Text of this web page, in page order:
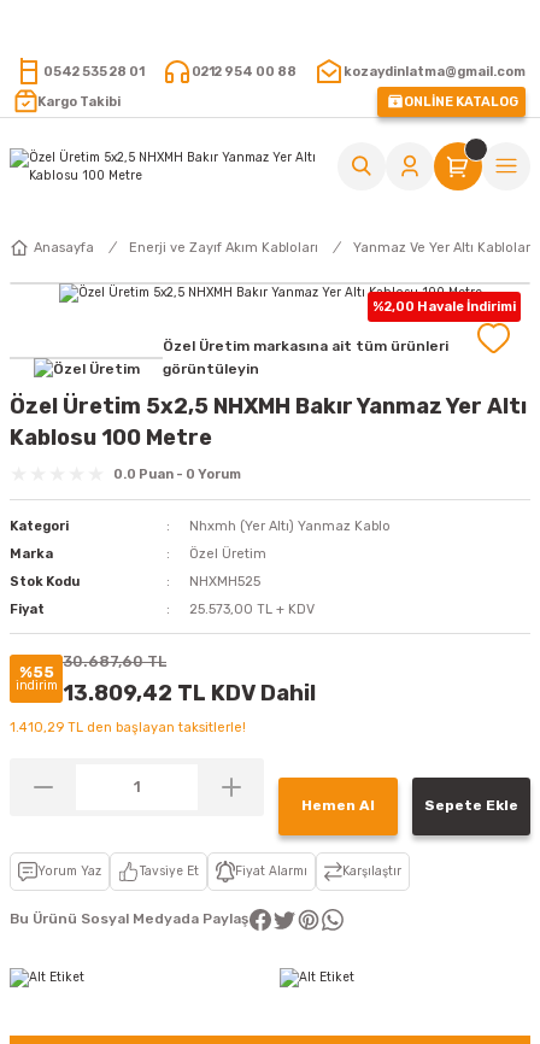
0542 535 28 01 0212 954 00 88
kozaydinlatma@gmail.com
Kargo Takibi
ONLİNE KATALOG
Anasayfa Enerji ve Zayıf Akım Kabloları Yanmaz Ve Yer Altı Kabloları
%2,00 Havale İndirimi
Özel Üretim markasına ait tüm ürünleri
görüntüleyin
Özel Üretim 5x2,5 NHXMH Bakır Yanmaz Yer Altı
Kablosu 100 Metre
0.0 Puan - 0 Yorum
Kategori
Nhxmh (Yer Altı) Yanmaz Kablo
Marka
Özel Üretim
Stok Kodu
NHXMH525
Fiyat
25.573,00 TL + KDV
%55
indirim
30.687,60 TL
13.809,42 TL KDV Dahil
1.410,29 TL den başlayan taksitlerle!
Hemen Al Sepete Ekle
Yorum Yaz Tavsiye Et Fiyat Alarmı Karşılaştır
Bu Ürünü Sosyal Medyada Paylaş